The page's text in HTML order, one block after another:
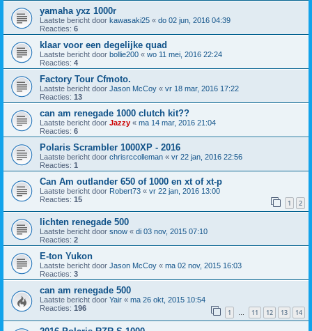
yamaha yxz 1000r
Laatste bericht door kawasaki25 « do 02 jun, 2016 04:39
Reacties: 6
klaar voor een degelijke quad
Laatste bericht door bollie200 « wo 11 mei, 2016 22:24
Reacties: 4
Factory Tour Cfmoto.
Laatste bericht door Jason McCoy « vr 18 mar, 2016 17:22
Reacties: 13
can am renegade 1000 clutch kit??
Laatste bericht door Jazzy « ma 14 mar, 2016 21:04
Reacties: 6
Polaris Scrambler 1000XP - 2016
Laatste bericht door chrisrccolleman « vr 22 jan, 2016 22:56
Reacties: 1
Can Am outlander 650 of 1000 en xt of xt-p
Laatste bericht door Robert73 « vr 22 jan, 2016 13:00
Reacties: 15 1 2
lichten renegade 500
Laatste bericht door snow « di 03 nov, 2015 07:10
Reacties: 2
E-ton Yukon
Laatste bericht door Jason McCoy « ma 02 nov, 2015 16:03
Reacties: 3
can am renegade 500
Laatste bericht door Yair « ma 26 okt, 2015 10:54
Reacties: 196 1 … 11 12 13 14